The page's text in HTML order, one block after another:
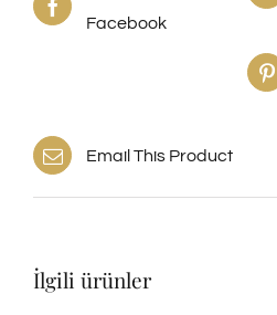
Facebook
Email This Product
İlgili ürünler